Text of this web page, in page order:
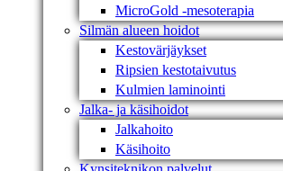
MicroGold -mesoterapia
Silmän alueen hoidot
Kestovärjäykset
Ripsien kestotaivutus
Kulmien laminointi
Jalka- ja käsihoidot
Jalkahoito
Käsihoito